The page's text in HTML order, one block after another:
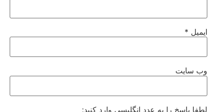
ایمیل *
وب‌ سایت
لطفا پاسخ را به عدد انگلیسی وارد کنید: